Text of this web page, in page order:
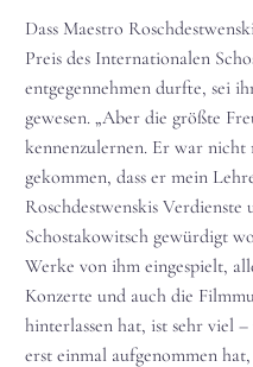
Dass Maestro
Preis des Internationalen
entgegennehmen durfte, sei
gewesen. „Aber die größte
kennenzulernen. Er war nicht
gekommen, dass er mein
Roschdestwenskis
Schostakowitsch gewürdigt
Werke von ihm eingespielt,
Konzerte und auch die
hinterlassen hat, ist sehr viel
erst einmal aufgenommen